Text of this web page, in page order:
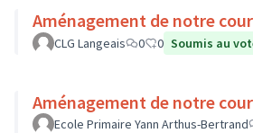
Aménagement de notre cour
CLG Langeais 0 0 Soumis au
Aménagement de notre
Ecole Primaire Yann Arthus-Bertrand